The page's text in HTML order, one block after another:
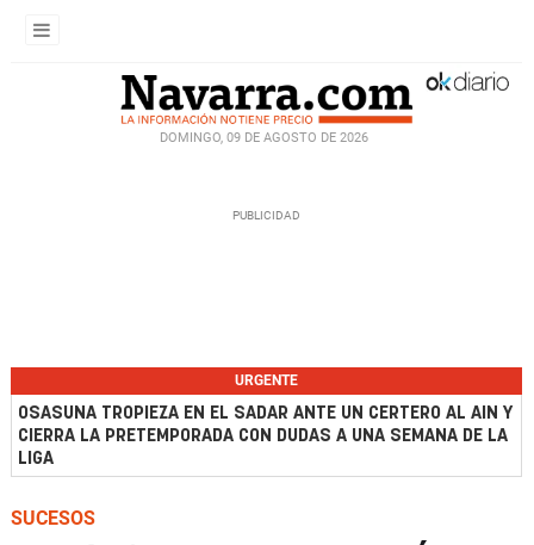
DOMINGO, 09 DE AGOSTO DE 2026
URGENTE
OSASUNA TROPIEZA EN EL SADAR ANTE UN CERTERO AL AIN Y
CIERRA LA PRETEMPORADA CON DUDAS A UNA SEMANA DE LA
LIGA
SUCESOS